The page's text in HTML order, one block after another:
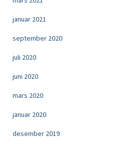
januar 2021
september 2020
juli 2020
juni 2020
mars 2020
januar 2020
desember 2019